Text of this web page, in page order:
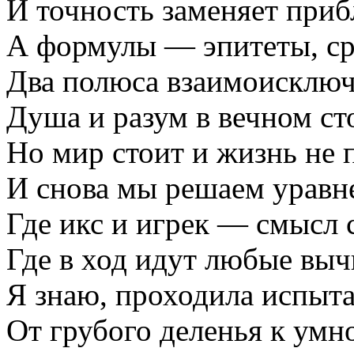
И точность заменяет
А формулы — эпитеты,
Два полюса
Душа и разум в вечном
Но мир стоит и жизнь не
И снова мы решаем
Где икс и игрек — смысл
Где в ход идут любые
Я знаю, проходила
От грубого деленья к